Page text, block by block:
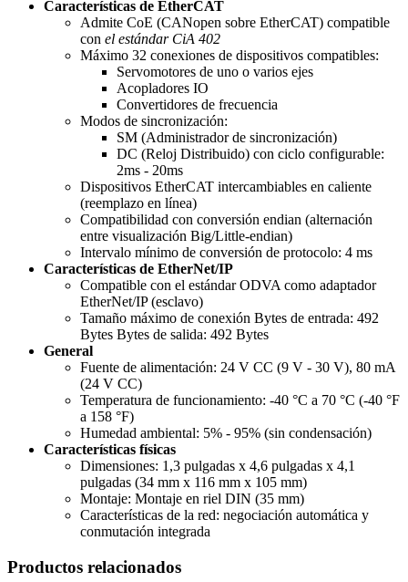
Características de EtherCAT
Admite CoE (CANopen sobre EtherCAT) compatible
con el estándar CiA 402
Máximo 32 conexiones de dispositivos compatibles:
Servomotores de uno o varios ejes
Acopladores IO
Convertidores de frecuencia
Modos de sincronización:
SM (Administrador de sincronización)
DC (Reloj Distribuido) con ciclo configurable:
2ms - 20ms
Dispositivos EtherCAT intercambiables en caliente
(reemplazo en línea)
Compatibilidad con conversión endian (alternación
entre visualización Big/Little-endian)
Intervalo mínimo de conversión de protocolo: 4 ms
Características de EtherNet/IP
Compatible con el estándar ODVA como adaptador
EtherNet/IP (esclavo)
Tamaño máximo de conexión Bytes de entrada: 492
Bytes Bytes de salida: 492 Bytes
General
Fuente de alimentación: 24 V CC (9 V - 30 V), 80 mA
(24 V CC)
Temperatura de funcionamiento: -40 °C a 70 °C (-40 °F
a 158 °F)
Humedad ambiental: 5% - 95% (sin condensación)
Características físicas
Dimensiones: 1,3 pulgadas x 4,6 pulgadas x 4,1
pulgadas (34 mm x 116 mm x 105 mm)
Montaje: Montaje en riel DIN (35 mm)
Características de la red: negociación automática y
conmutación integrada
Productos relacionados